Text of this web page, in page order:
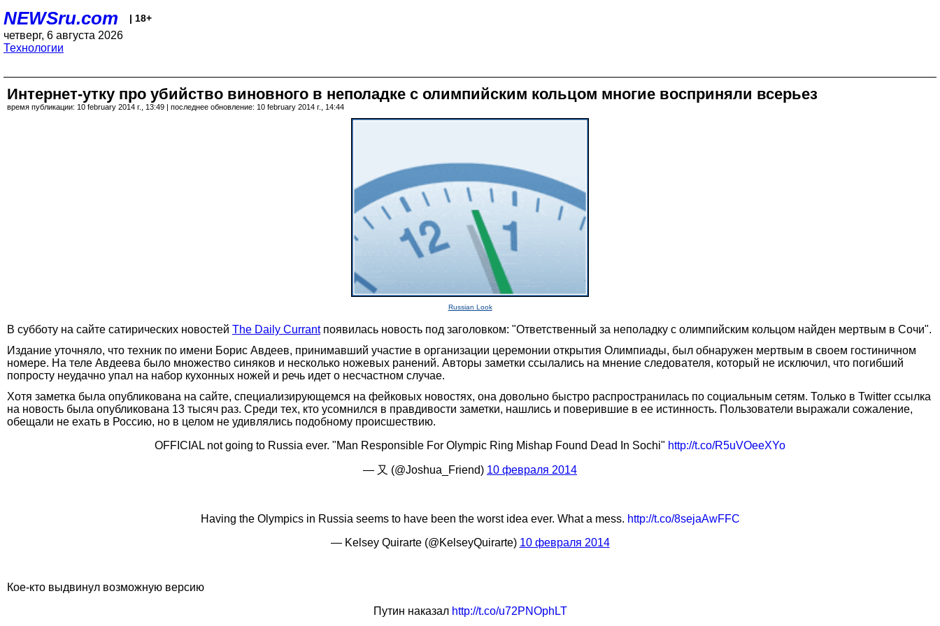
NEWSru.com | 18+
четверг, 6 августа 2026
Технологии
Интернет-утку про убийство виновного в неполадке с олимпийским кольцом многие восприняли всерьез
время публикации: 10 february 2014 г., 13:49 | последнее обновление: 10 february 2014 г., 14:44
Russian Look
В субботу на сайте сатирических новостей The Daily Currantпоявилась новость под заголовком: "Ответственный за неполадку с олимпийским кольцом найден мертвым в Сочи".
Издание уточняло, что техник по имени Борис Авдеев, принимавший участие в организации церемонии открытия Олимпиады, был обнаружен мертвым в своем гостиничном
номере. На теле Авдеева было множество синяков и несколько ножевых ранений. Авторы заметки ссылались на мнение следователя, который не исключил, что погибший
попросту неудачно упал на набор кухонных ножей и речь идет о несчастном случае.
Хотя заметка была опубликована на сайте, специализирующемся на фейковых новостях, она довольно быстро распространилась по социальным сетям. Только в Twitter ссылка
на новость была опубликована 13 тысяч раз. Среди тех, кто усомнился в правдивости заметки, нашлись и поверившие в ее истинность. Пользователи выражали сожаление,
обещали не ехать в Россию, но в целом не удивлялись подобному происшествию.
OFFICIAL not going to Russia ever. "Man Responsible For Olympic Ring Mishap Found Dead In Sochi" http://t.co/R5uVOeeXYo
— 又 (@Joshua_Friend) 10 февраля 2014
Having the Olympics in Russia seems to have been the worst idea ever. What a mess. http://t.co/8sejaAwFFC
— Kelsey Quirarte (@KelseyQuirarte) 10 февраля 2014
Кое-кто выдвинул возможную версию
Путин наказал http://t.co/u72PNOphLT